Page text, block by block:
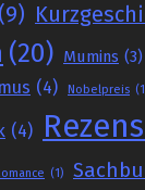
(9)
(20) Mumins (3)
(4) Nobelpreis
(4)
(1)